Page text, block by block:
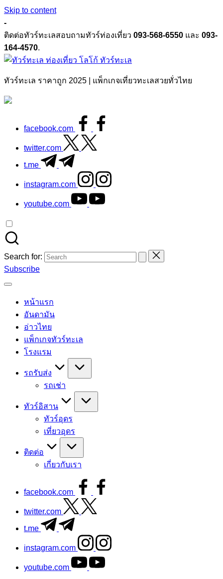
Skip to content
-
ติดต่อทัวร์ทะเลสอบถามทัวร์ท่องเที่ยว 093-568-6550 และ 093-
164-4570.
ทัวร์ทะเล
ทัวร์ทะเล ราคาถูก 2025 | แพ็กเกจเที่ยวทะเลสวยทั่วไทย
facebook.com
twitter.com
t.me
instagram.com
youtube.com
Search for:
Subscribe
หน้าแรก
อันดามัน
อ่าวไทย
แพ็กเกจทัวร์ทะเล
โรงแรม
รถรับส่ง
รถเช่า
ทัวร์อิสาน
ทัวร์อุดร
เที่ยวอุดร
ติดต่อ
เกี่ยวกับเรา
facebook.com
twitter.com
t.me
instagram.com
youtube.com